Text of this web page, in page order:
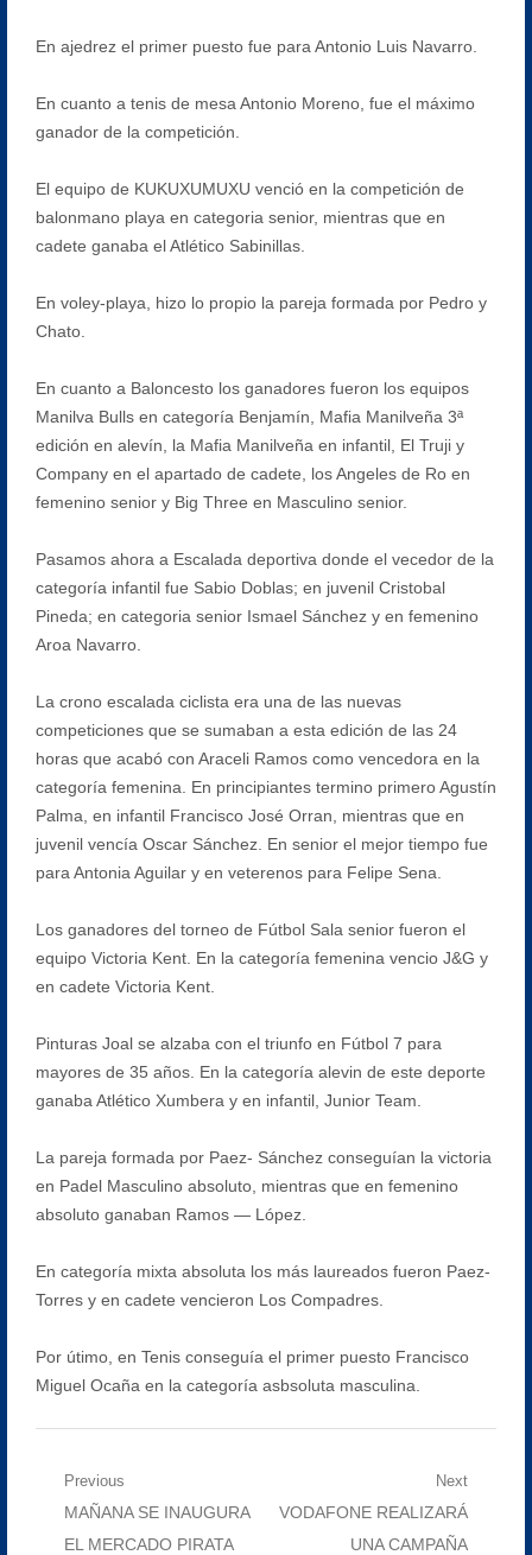
En ajedrez el primer puesto fue para Antonio Luis Navarro.
En cuanto a tenis de mesa Antonio Moreno, fue el máximo
ganador de la competición.
El equipo de KUKUXUMUXU venció en la competición de
balonmano playa en categoria senior, mientras que en
cadete ganaba el Atlético Sabinillas.
En voley-playa, hizo lo propio la pareja formada por Pedro y
Chato.
En cuanto a Baloncesto los ganadores fueron los equipos
Manilva Bulls en categoría Benjamín, Mafia Manilveña 3ª
edición en alevín, la Mafia Manilveña en infantil, El Truji y
Company en el apartado de cadete, los Angeles de Ro en
femenino senior y Big Three en Masculino senior.
Pasamos ahora a Escalada deportiva donde el vecedor de la
categoría infantil fue Sabio Doblas; en juvenil Cristobal
Pineda; en categoria senior Ismael Sánchez y en femenino
Aroa Navarro.
La crono escalada ciclista era una de las nuevas
competiciones que se sumaban a esta edición de las 24
horas que acabó con Araceli Ramos como vencedora en la
categoría femenina. En principiantes termino primero Agustín
Palma, en infantil Francisco José Orran, mientras que en
juvenil vencía Oscar Sánchez. En senior el mejor tiempo fue
para Antonia Aguilar y en veterenos para Felipe Sena.
Los ganadores del torneo de Fútbol Sala senior fueron el
equipo Victoria Kent. En la categoría femenina vencio J&G y
en cadete Victoria Kent.
Pinturas Joal se alzaba con el triunfo en Fútbol 7 para
mayores de 35 años. En la categoría alevin de este deporte
ganaba Atlético Xumbera y en infantil, Junior Team.
La pareja formada por Paez- Sánchez conseguían la victoria
en Padel Masculino absoluto, mientras que en femenino
absoluto ganaban Ramos — López.
En categoría mixta absoluta los más laureados fueron Paez-
Torres y en cadete vencieron Los Compadres.
Por útimo, en Tenis conseguía el primer puesto Francisco
Miguel Ocaña en la categoría asbsoluta masculina.
Navegación
Previous
Previous
post:
MAÑANA SE INAUGURA
EL MERCADO PIRATA
Next
Next
VODAFONE REALIZARÁ
UNA CAMPAÑA